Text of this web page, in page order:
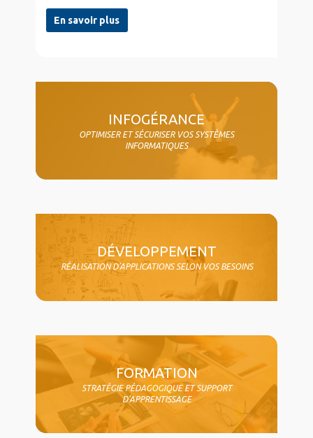
En savoir plus
INFOGÉRANCE
OPTIMISER ET SÉCURISER VOS SYSTÈMES
INFORMATIQUES
DÉVELOPPEMENT
RÉALISATION D'APPLICATIONS SELON VOS BESOINS
FORMATION
STRATÉGIE PÉDAGOGIQUE ET SUPPORT
D'APPRENTISSAGE